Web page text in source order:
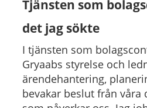
Tjänsten som
det jag sökte
I tjänsten som
Gryaabs styrelse och
ärendehantering,
bevakar beslut från våra